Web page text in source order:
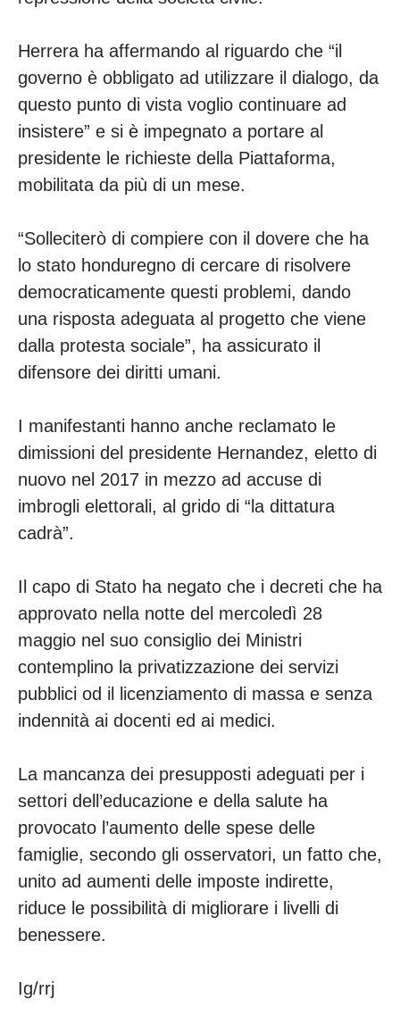
Herrera ha affermando al riguardo che “il
governo è obbligato ad utilizzare il dialogo, da
questo punto di vista voglio continuare ad
insistere” e si è impegnato a portare al
presidente le richieste della Piattaforma,
mobilitata da più di un mese.
“Solleciterò di compiere con il dovere che ha
lo stato honduregno di cercare di risolvere
democraticamente questi problemi, dando
una risposta adeguata al progetto che viene
dalla protesta sociale”, ha assicurato il
difensore dei diritti umani.
I manifestanti hanno anche reclamato le
dimissioni del presidente Hernandez, eletto di
nuovo nel 2017 in mezzo ad accuse di
imbrogli elettorali, al grido di “la dittatura
cadrà”.
Il capo di Stato ha negato che i decreti che ha
approvato nella notte del mercoledì 28
maggio nel suo consiglio dei Ministri
contemplino la privatizzazione dei servizi
pubblici od il licenziamento di massa e senza
indennità ai docenti ed ai medici.
La mancanza dei presupposti adeguati per i
settori dell’educazione e della salute ha
provocato l’aumento delle spese delle
famiglie, secondo gli osservatori, un fatto che,
unito ad aumenti delle imposte indirette,
riduce le possibilità di migliorare i livelli di
benessere.
Ig/rrj